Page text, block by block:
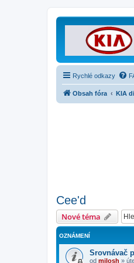
Rychlé odkazy
Obsah fóra KIA
Cee'd
Nové téma
OZNÁMENÍ
Srovnávač
od milosh »